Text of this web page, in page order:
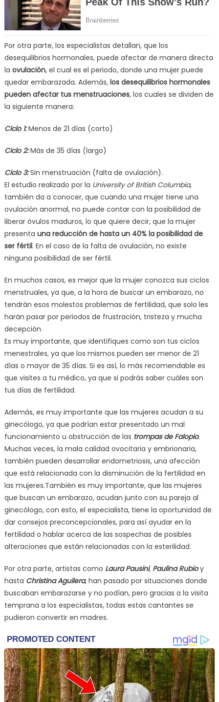
Por otra parte, los especialistas detallan, que los
desequilibrios hormonales, puede afectar de manera directa
la ovulación, el cual es el periodo, donde una mujer puede
quedar embarazada. Además, los desequilibrios hormonales
pueden afectar tus menstruaciones, los cuales se dividen de
la siguiente manera:
Ciclo 1:Menos de 21 días (corto)
Ciclo 2:Más de 35 días (largo)
Ciclo 3:Sin menstruación (falta de ovulación).
El estudio realizado por la University of British Columbia,
también da a conocer, que cuando una mujer tiene una
ovulación anormal, no puede contar con la posibilidad de
liberar óvulos maduros, lo que quiere decir, que la mujer
presenta una reducción de hasta un 40% la posibilidad de
ser fértil. En el caso de la falta de ovulación, no existe
ninguna posibilidad de ser fértil.
En muchos casos, es mejor que la mujer conozca sus ciclos
menstruales, ya que, a la hora de buscar un embarazo, no
tendrán esos molestos problemas de fertilidad, que solo les
harán pasar por periodos de frustración, tristeza y mucha
decepción.
Es muy importante, que identifiques como son tus ciclos
menestrales, ya que los mismos pueden ser menor de 21
días o mayor de 35 días. Si es así, lo más recomendable es
que visites a tu médico, ya que si podrás saber cuáles son
tus días de fertilidad.
Además, es muy importante que las mujeres acudan a su
ginecólogo, ya que podrían estar presentado un mal
funcionamiento u obstrucción de las trompas de Falopio.
Muchas veces, la mala calidad ovocitaria y embrionaria,
también pueden desarrollar endometriosis, una afección
que está relacionada con la disminución de la fertilidad en
las mujeres.También es muy importante, que las mujeres
que buscan un embarazo, acudan junto con su pareja al
ginecólogo, con esto, el especialista, tiene la oportunidad de
dar consejos preconcepcionales, para así ayudar en la
fertilidad o hablar acerca de las sospechas de posibles
alteraciones que están relacionadas con la esterilidad.
Por otra parte, artistas como Laura Pausini, Paulina Rubioy
hasta Christina Aguilera, han pasado por situaciones donde
buscaban embarazarse y no podían, pero gracias a la visita
temprana a los especialistas, todas estas cantantes se
pudieron convertir en madres.